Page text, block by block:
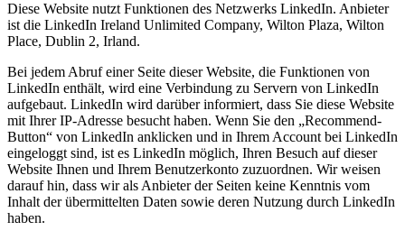
Diese Website nutzt Funktionen des Netzwerks LinkedIn. Anbieter
ist die LinkedIn Ireland Unlimited Company, Wilton Plaza, Wilton
Place, Dublin 2, Irland.
Bei jedem Abruf einer Seite dieser Website, die Funktionen von
LinkedIn enthält, wird eine Verbindung zu Servern von LinkedIn
aufgebaut. LinkedIn wird darüber informiert, dass Sie diese Website
mit Ihrer IP-Adresse besucht haben. Wenn Sie den „Recommend-
Button“ von LinkedIn anklicken und in Ihrem Account bei LinkedIn
eingeloggt sind, ist es LinkedIn möglich, Ihren Besuch auf dieser
Website Ihnen und Ihrem Benutzerkonto zuzuordnen. Wir weisen
darauf hin, dass wir als Anbieter der Seiten keine Kenntnis vom
Inhalt der übermittelten Daten sowie deren Nutzung durch LinkedIn
haben.